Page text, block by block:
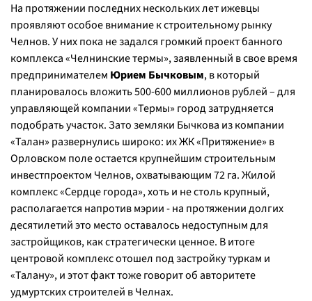
На протяжении последних нескольких лет ижевцы
проявляют особое внимание к строительному рынку
Челнов. У них пока не задался громкий проект банного
комплекса «Челнинские термы», заявленный в свое время
предпринимателем Юрием Бычковым, в который
планировалось вложить 500-600 миллионов рублей – для
управляющей компании «Термы» город затрудняется
подобрать участок. Зато земляки Бычкова из компании
«Талан» развернулись широко: их ЖК «Притяжение» в
Орловском поле остается крупнейшим строительным
инвестпроектом Челнов, охватывающим 72 га. Жилой
комплекс «Сердце города», хоть и не столь крупный,
располагается напротив мэрии - на протяжении долгих
десятилетий это место оставалось недоступным для
застройщиков, как стратегически ценное. В итоге
центровой комплекс отошел под застройку туркам и
«Талану», и этот факт тоже говорит об авторитете
удмуртских строителей в Челнах.